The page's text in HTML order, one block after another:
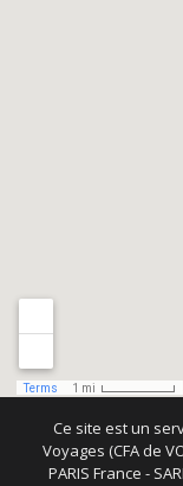
Ce site est un
Voyages (CFA de
PARIS France -